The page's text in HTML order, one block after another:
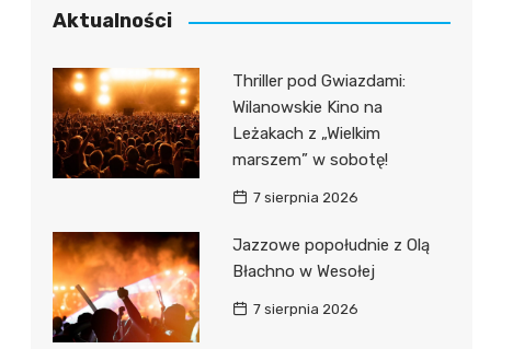
Aktualności
Thriller pod Gwiazdami:
Wilanowskie Kino na
Leżakach z „Wielkim
marszem” w sobotę!
7 sierpnia 2026
Jazzowe popołudnie z Olą
Błachno w Wesołej
7 sierpnia 2026